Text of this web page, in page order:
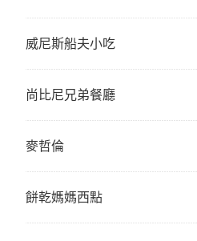
威尼斯船夫小吃
尚比尼兄弟餐廳
麥哲倫
餅乾媽媽西點